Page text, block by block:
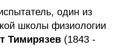
один из
школы физиологии
Тимирязев (1843 -